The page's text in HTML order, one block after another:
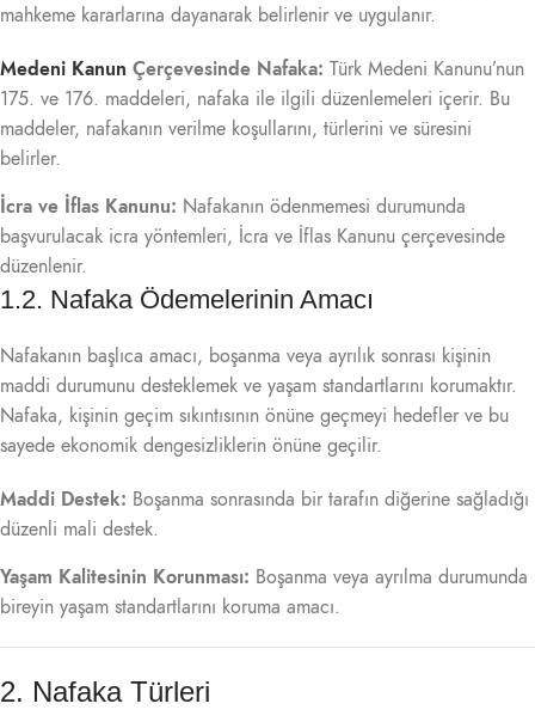
mahkeme kararlarına dayanarak belirlenir ve uygulanır.
Medeni Kanun Çerçevesinde Nafaka: Türk Medeni Kanunu’nun
175. ve 176. maddeleri, nafaka ile ilgili düzenlemeleri içerir. Bu
maddeler, nafakanın verilme koşullarını, türlerini ve süresini
belirler.
İcra ve İflas Kanunu: Nafakanın ödenmemesi durumunda
başvurulacak icra yöntemleri, İcra ve İflas Kanunu çerçevesinde
düzenlenir.
1.2. Nafaka Ödemelerinin Amacı
Nafakanın başlıca amacı, boşanma veya ayrılık sonrası kişinin
maddi durumunu desteklemek ve yaşam standartlarını korumaktır.
Nafaka, kişinin geçim sıkıntısının önüne geçmeyi hedefler ve bu
sayede ekonomik dengesizliklerin önüne geçilir.
Maddi Destek: Boşanma sonrasında bir tarafın diğerine sağladığı
düzenli mali destek.
Yaşam Kalitesinin Korunması: Boşanma veya ayrılma durumunda
bireyin yaşam standartlarını koruma amacı.
2. Nafaka Türleri